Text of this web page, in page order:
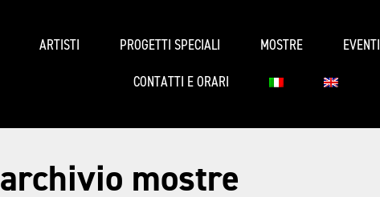
ARTISTI PROGETTI SPECIALI MOSTRE EVENTI
CONTATTI E ORARI
archivio mostre